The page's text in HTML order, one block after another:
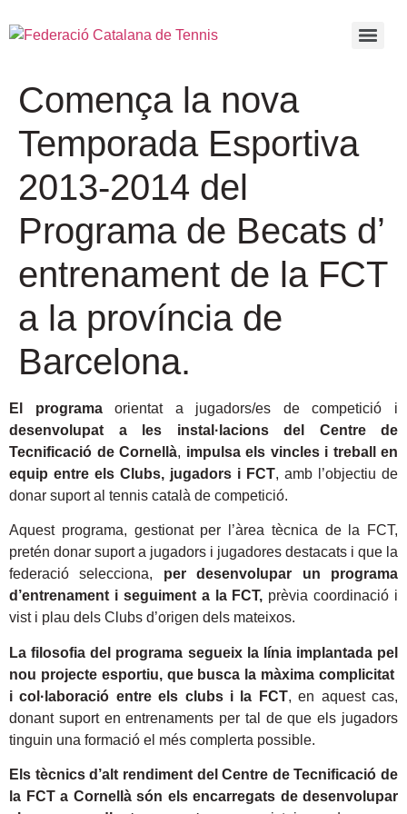
Comença la nova
Temporada Esportiva
2013-2014 del
Programa de Becats d’
entrenament de la FCT
a la província de
Barcelona.
El programaorientat a jugadors/es de competició i
desenvolupat a les instal·lacions del Centre de
Tecnificació de Cornellà, impulsa els vincles i treball en
equip entre els Clubs, jugadors i FCT, amb l’objectiu de
donar suport al tennis català de competició.
Aquest programa, gestionat per l’àrea tècnica de la FCT,
pretén donar suport a jugadors i jugadores destacats i que la
federació selecciona, per desenvolupar un programa
d’entrenament i seguiment a la FCT, prèvia coordinació i
vist i plau dels Clubs d’origen dels mateixos.
La filosofia del programa segueix la línia implantada pel
nou projecte esportiu, que busca la màxima complicitat
i col·laboració entre els clubs i la FCT, en aquest cas,
donant suport en entrenaments per tal de que els jugadors
tinguin una formació el més complerta possible.
Els tècnics d’alt rendiment del Centre de Tecnificació de
la FCT a Cornellà són els encarregats de desenvolupar